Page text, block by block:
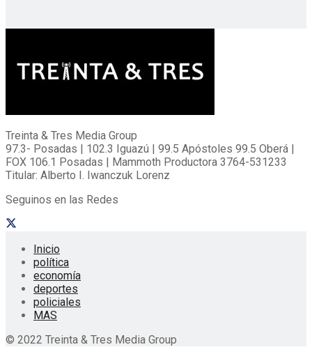
Treinta & Tres Media Group
97.3- Posadas | 102.3 Iguazú | 99.5 Apóstoles 99.5 Oberá |
FOX 106.1 Posadas | Mammoth Productora 3764-531233
Titular: Alberto I. Iwanczuk Lorenz
Seguinos en las Redes
Inicio
política
economía
deportes
policiales
MAS
© 2022 Treinta & Tres Media Group